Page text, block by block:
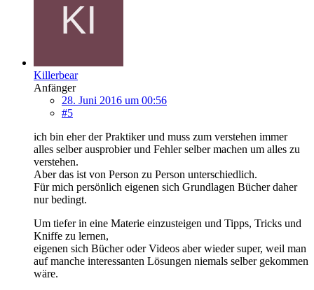
Killerbear
Anfänger
28. Juni 2016 um 00:56
#5
ich bin eher der Praktiker und muss zum verstehen immer
alles selber ausprobier und Fehler selber machen um alles zu
verstehen.
Aber das ist von Person zu Person unterschiedlich.
Für mich persönlich eigenen sich Grundlagen Bücher daher
nur bedingt.
Um tiefer in eine Materie einzusteigen und Tipps, Tricks und
Kniffe zu lernen,
eigenen sich Bücher oder Videos aber wieder super, weil man
auf manche interessanten Lösungen niemals selber gekommen
wäre.